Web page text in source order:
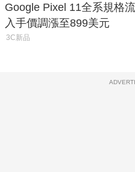
Google Pixel 11全系規格
入手價調漲至899美元
3C新品